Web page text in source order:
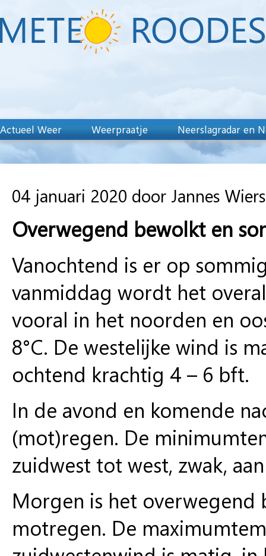
Actueel Weer Weerpraatje Neerslagradar en
04 januari 2020 door Jannes
Overwegend bewolkt en
Vanochtend is er op
vanmiddag wordt het
vooral in het noorden en
8°C. De westelijke wind is
ochtend krachtig 4 – 6 bft.
In de avond en komende
(mot)regen. De
zuidwest tot west, zwak,
Morgen is het
motregen. De